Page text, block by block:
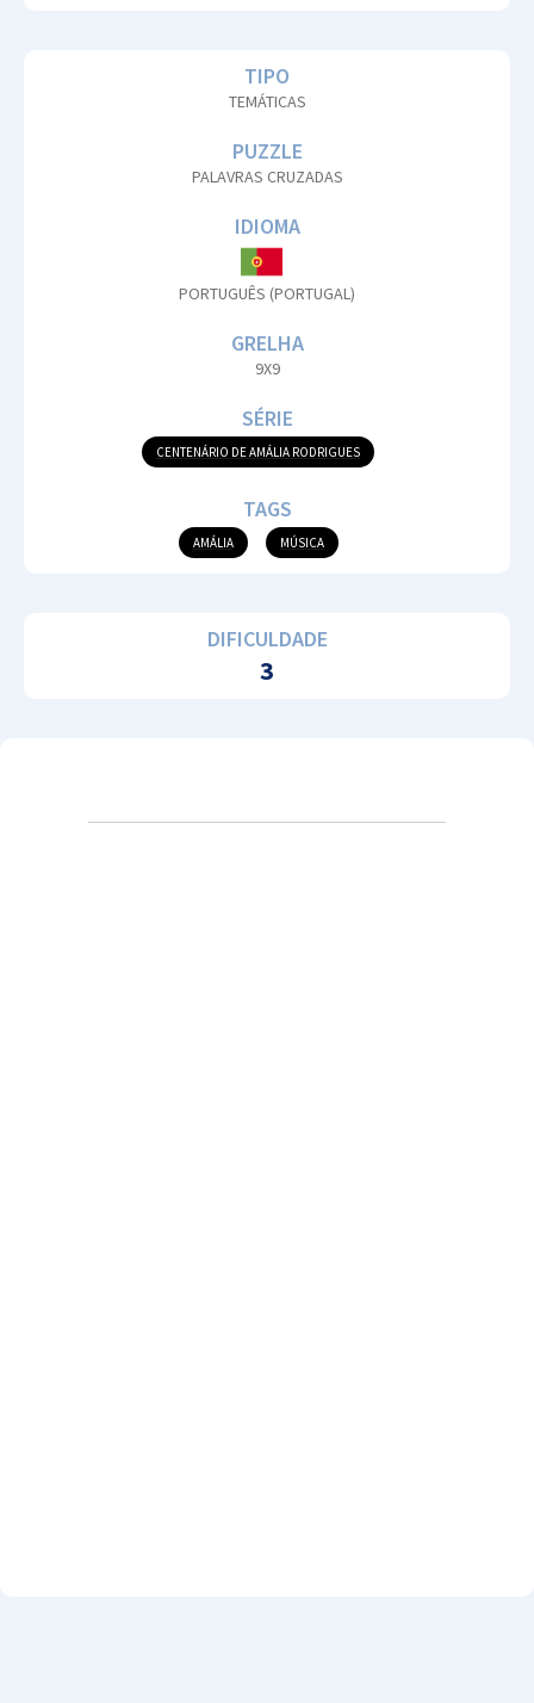
TIPO
TEMÁTICAS
PUZZLE
PALAVRAS CRUZADAS
IDIOMA
PORTUGUÊS (PORTUGAL)
GRELHA
9X9
SÉRIE
CENTENÁRIO DE AMÁLIA RODRIGUES
TAGS
AMÁLIA MÚSICA
DIFICULDADE
3